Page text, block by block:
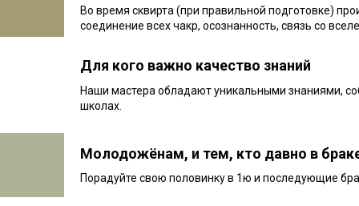
Во время сквирта (при правильной подготовке)
соединение всех чакр, осознанность, связь со
Для кого важно качество знаний
Наши мастера обладают уникальными знаниями,
школах.
Молодожёнам, и тем, кто давно в
Порадуйте свою половинку в 1ю и последующие